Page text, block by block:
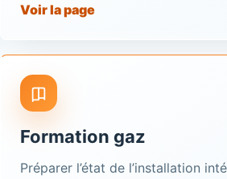
Voir la page
Formation gaz
Préparer l’état de l’installation